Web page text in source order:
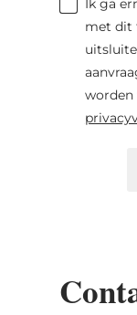
Ik ga
met dit
worden